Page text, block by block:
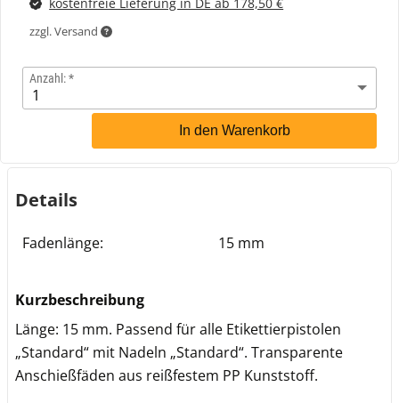
zzgl. Versand
Anzahl:
In den Warenkorb
Details
Fadenlänge: 15 mm
Kurzbeschreibung
Länge: 15 mm. Passend für alle Etikettierpistolen
„Standard“ mit Nadeln „Standard“. Transparente
Anschießfäden aus reißfestem PP Kunststoff.